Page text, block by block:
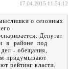
17.04.2015 11:54:12
о сезонных
Депутат
в районе под
- обещания,
придумывают
рейтинг власти.